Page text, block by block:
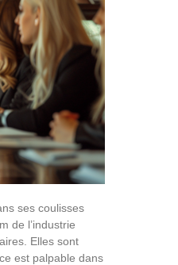
ses coulisses
de l’industrie
Elles sont
est palpable dans